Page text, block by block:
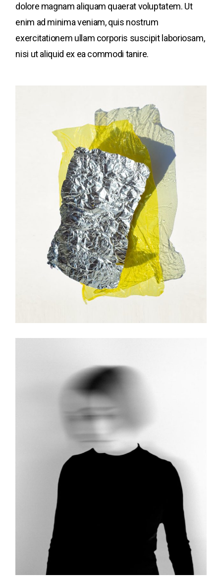
dolore magnam aliquam quaerat voluptatem. Ut
enim ad minima veniam, quis nostrum
exercitationem ullam corporis suscipit laboriosam,
nisi ut aliquid ex ea commodi tanire.